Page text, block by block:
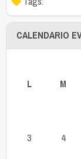
CALENDARIO
L
M
3 4